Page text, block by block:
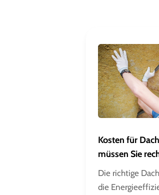
Kosten für
müssen Sie
Die richtige
die